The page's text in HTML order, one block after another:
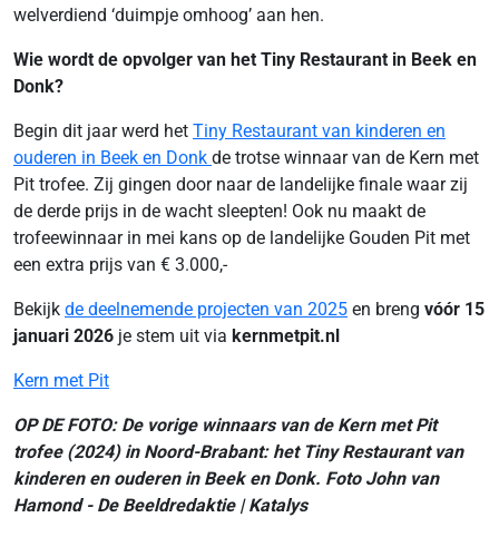
welverdiend ‘duimpje omhoog’ aan hen.
Wie wordt de opvolger van het Tiny Restaurant in Beek en
Donk?
Begin dit jaar werd het Tiny Restaurant van kinderen en
ouderen in Beek en Donk de trotse winnaar van de Kern met
Pit trofee. Zij gingen door naar de landelijke finale waar zij
de derde prijs in de wacht sleepten! Ook nu maakt de
trofeewinnaar in mei kans op de landelijke Gouden Pit met
een extra prijs van € 3.000,-
Bekijk de deelnemende projecten van 2025 en breng vóór 15
januari 2026 je stem uit via kernmetpit.nl
Kern met Pit
OP DE FOTO: De vorige winnaars van de Kern met Pit
trofee (2024) in Noord-Brabant: het Tiny Restaurant van
kinderen en ouderen in Beek en Donk. Foto John van
Hamond - De Beeldredaktie | Katalys